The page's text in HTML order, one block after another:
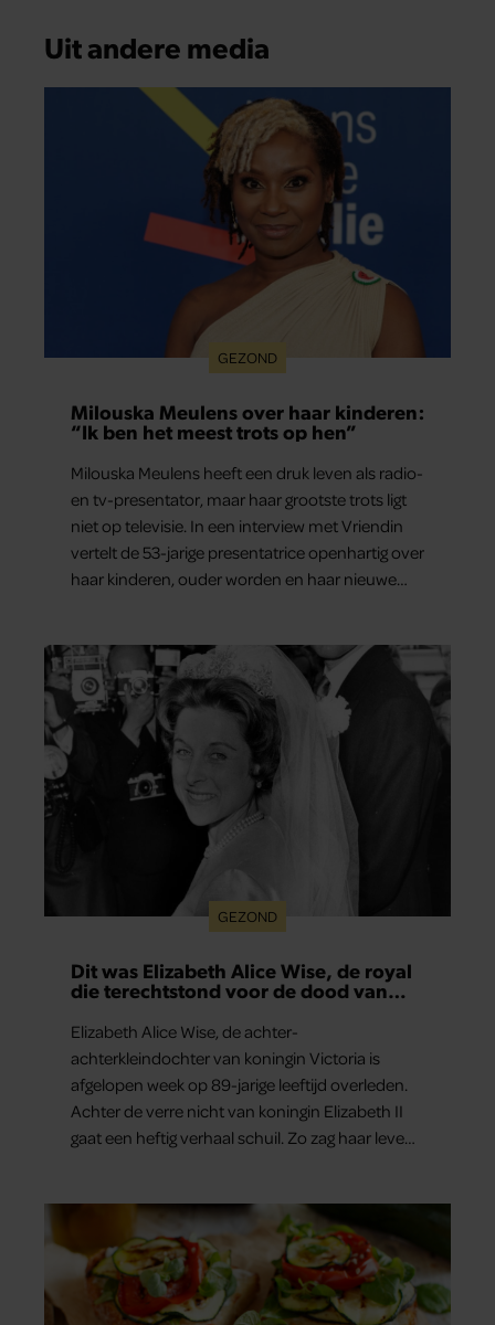
Uit andere media
GEZOND
Milouska Meulens over haar kinderen:
“Ik ben het meest trots op hen”
Milouska Meulens heeft een druk leven als radio-
en tv-presentator, maar haar grootste trots ligt
niet op televisie. In een interview met Vriendin
vertelt de 53-jarige presentatrice openhartig over
haar kinderen, ouder worden en haar nieuwe
dag het meest bezighouden.
GEZOND
Dit was Elizabeth Alice Wise, de royal
die terechtstond voor de dood van
Elizabeth Alice Wise, de achter-
achterkleindochter van koningin Victoria is
afgelopen week op 89-jarige leeftijd overleden.
Achter de verre nicht van koningin Elizabeth II
gaat een heftig verhaal schuil. Zo zag haar leven